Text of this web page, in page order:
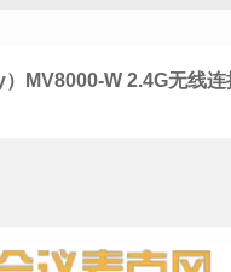
MV8000-W 2.4G无线